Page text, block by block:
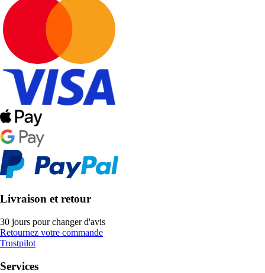
Livraison et retour
30 jours pour changer d'avis
Retournez votre commande
Trustpilot
Services